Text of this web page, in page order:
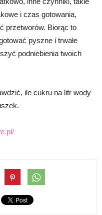
i czas gotowania,
przetworów. Biorąc to
pyszne i trwałe
podniebienia twoich
ile cukru na litr wody